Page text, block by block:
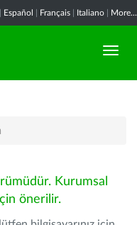
Español Français Italiano More...
Kurumsal
önerilir.